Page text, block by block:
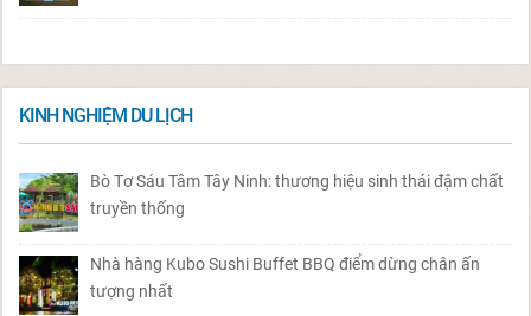
KINH NGHIỆM DU LỊCH
Bò Tơ Sáu Tâm Tây Ninh: thương hiệu sinh thái đậm chất
truyền thống
Nhà hàng Kubo Sushi Buffet BBQ điểm dừng chân ấn
tượng nhất